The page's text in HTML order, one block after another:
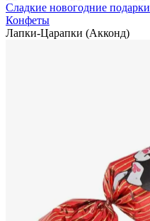
Сладкие новогодние подарки
Конфеты
Лапки-Царапки (Акконд)